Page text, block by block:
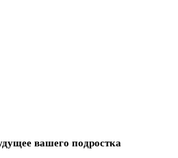
вашего подростка